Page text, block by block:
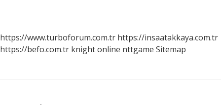
https://www.turboforum.com.tr https://insaatakkaya.com.tr
https://befo.com.tr knight online nttgame Sitemap